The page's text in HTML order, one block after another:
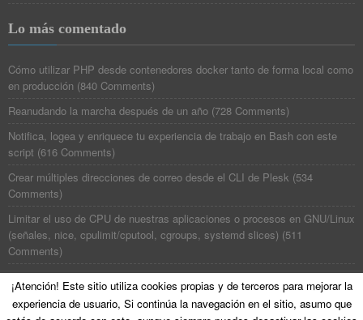
Lo más comentado
Cómo utilizar PHP desde contenedores docker tanto de forma local como
en producción (840 Comments)
Reanudando la marcha después de un año (728 Comments)
Notifica, logea y enriquece tu experiencia de trabajo en Bash con este
script (616 Comments)
Crear múltiples direcciones de correo desde el CLI de Plesk (534
Comments)
Limitar el uso de CPU de nuestras aplicaciones o procesos en GNU/Linux
(señales, nice, cpulimit/cputool, cgroups, systemd slices) (511
Comments)
©Poesía BinariaAll Rights Reserved. Theme zAlive by zenoven.
¡Atención! Este sitio utiliza cookies propias y de terceros para mejorar la
experiencia de usuario, Si continúa la navegación en el sitio, asumo que